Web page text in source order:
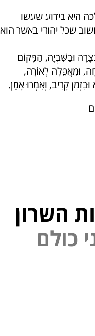
היא בידוע שעשו
שכל יהודי באשר הוא
וּבַשִּׁבְיָה, הַמָּקוֹם
וּמֵאֲפֵלָה לְאוֹרָה,
קָרִיב, וְאִמְרוּ אָמֵן.
השרון